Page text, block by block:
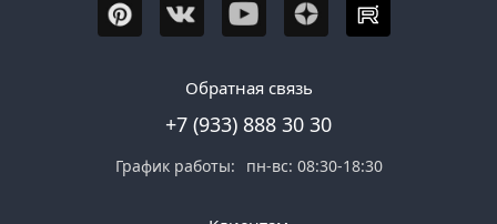
Обратная связь
+7 (933) 888 30 30
График работы: пн-вс: 08:30-18:30